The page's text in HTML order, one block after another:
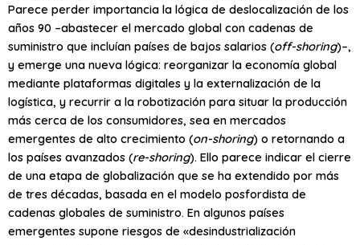
Parece perder importancia la lógica de deslocalización de los
años 90 –abastecer el mercado global con cadenas de
suministro que incluían países de bajos salarios (off-shoring)–,
y emerge una nueva lógica: reorganizar la economía global
mediante plataformas digitales y la externalización de la
logística, y recurrir a la robotización para situar la producción
más cerca de los consumidores, sea en mercados
emergentes de alto crecimiento (on-shoring) o retornando a
los países avanzados (re-shoring). Ello parece indicar el cierre
de una etapa de globalización que se ha extendido por más
de tres décadas, basada en el modelo posfordista de
cadenas globales de suministro. En algunos países
emergentes supone riesgos de «desindustrialización